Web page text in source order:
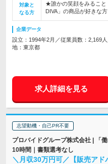
対象と
なる方
★誰かの笑顔をみるこ
DIVA」の商品が好きな方
企業データ
設立：1994年2月／従業員数：2,169
地：東京都
求人詳細を見る
志望動機・自己PR不要
プロバイドグループ株式会社 | 「
10時間｜書類選考なし
＼月収30万円可／【販売ア